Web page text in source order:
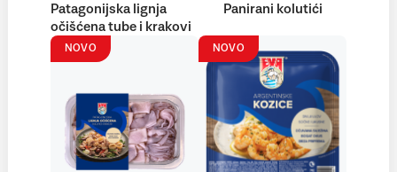
Patagonijska lignja
očišćena tube i krakovi
Panirani kolutići
NOVO NOVO